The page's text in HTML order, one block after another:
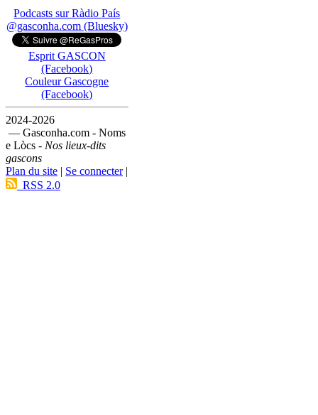
Podcasts sur Ràdio País
@gasconha.com (Bluesky)
Esprit GASCON
(Facebook)
Couleur Gascogne
(Facebook)
2024-2026
— Gasconha.com - Noms
e Lòcs - Nos lieux-dits
gascons
Plan du site | Se connecter|
RSS 2.0